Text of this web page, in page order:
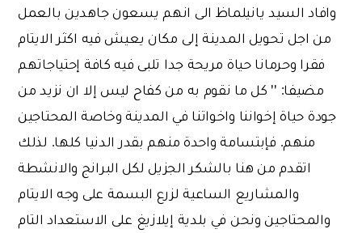
وافاد السيد يانيلماظ الى انهم يسعون جاهدين بالعمل
من اجل تحويل المدينة إلى مكان يعيش فيه اكثر الايتام
فقرا وحرمانا حياة مريحة جدا تلبى فيه كافة إحتياجاتهم
مضيفا: '' كل ما نقوم به من كفاح ليس إلا ان نزيد من
جودة حياة إخواننا واخواتنا في المدينة وخاصة المحتاجين
منهم. فإبتسامة واحدة منهم بقدر الدنيا كلها. لذلك
اتقدم من هنا بالشكر الجزيل لكل البرانج والانشطة
والمشاريع الساعية لزرع البسمة على وجه الايتام
والمحتاجين ونحن في بلدية إيلازيغ على الاستعداد التام